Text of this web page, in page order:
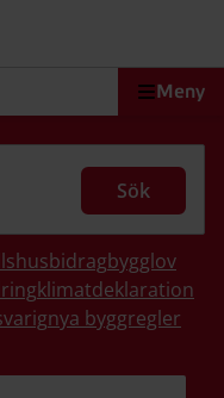
Meny
Sök
bidragbygglov
klimatdeklaration
nya byggregler